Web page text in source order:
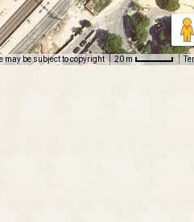
may be subject to copyright 20 m